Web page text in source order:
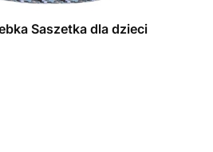
- Torebka Saszetka dla dzieci